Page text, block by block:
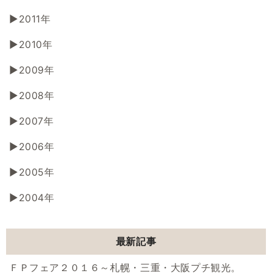
2011年
2010年
2009年
2008年
2007年
2006年
2005年
2004年
最新記事
ＦＰフェア２０１６～札幌・三重・大阪プチ観光。